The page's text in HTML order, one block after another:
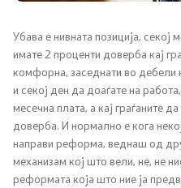
Министерства
СОЗР
Комисии
Органи во состав
Убава е нивната позиција, секој
имате 2 проценти доверба кај
комфорна, заседнати во дебели
и секој ден да доаѓате на
месечна плата, а кај граѓаните
доверба. И нормално е кога
направи реформа, веднаш од
механизам кој што вели, не, не
реформата која што ние ја